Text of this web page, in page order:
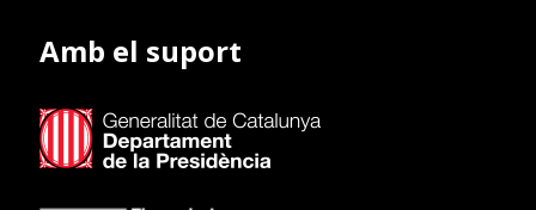
Amb el suport